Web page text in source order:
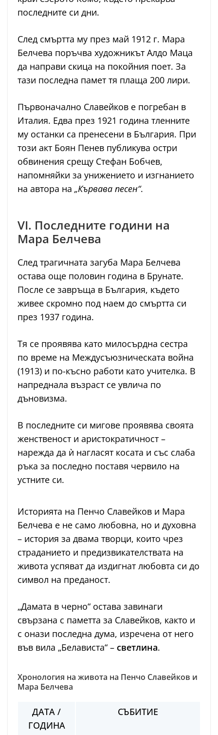
последните си дни.
След смъртта му през май 1912 г. Мара
Белчева поръчва художникът Алдо Маца
да направи скица на покойния поет. За
тази последна памет тя плаща 200 лири.
Първоначално Славейков е погребан в
Италия. Едва през 1921 година тленните
му останки са пренесени в България. При
този акт Боян Пенев публикува остри
обвинения срещу Стефан Бобчев,
напомняйки за унижението и изгнанието
на автора на „Кървава песен“.
VI. Последните години на
Мара Белчева
След трагичната загуба Мара Белчева
остава още половин година в Брунате.
После се завръща в България, където
живее скромно под наем до смъртта си
през 1937 година.
Тя се проявява като милосърдна сестра
по време на Междусъюзническата война
(1913) и по-късно работи като учителка. В
напреднала възраст се увлича по
дъновизма.
В последните си мигове проявява своята
женственост и аристократичност –
нарежда да ѝ нагласят косата и със слаба
ръка за последно поставя червило на
устните си.
Историята на Пенчо Славейков и Мара
Белчева е не само любовна, но и духовна
– история за двама творци, които чрез
страданието и предизвикателствата на
живота успяват да издигнат любовта си до
символ на преданост.
„Дамата в черно“ остава завинаги
свързана с паметта за Славейков, както и
с онази последна дума, изречена от него
във вила „Белависта“ – светлина.
Хронология на живота на Пенчо Славейков и
Мара Белчева
ДАТА /
ГОДИНА
СЪБИТИЕ